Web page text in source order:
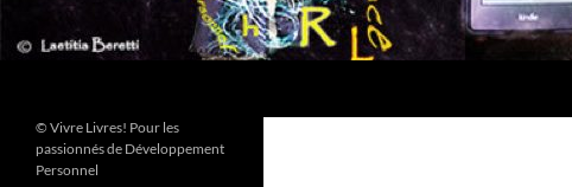
© Vivre Livres! Pour les
passionnés de Développement
Personnel